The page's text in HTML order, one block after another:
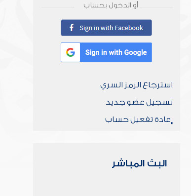
أو الدخول بحساب
استرجاع الرمز السري
تسجيل عضو جديد
إعادة تفعيل حساب
البث المباشر